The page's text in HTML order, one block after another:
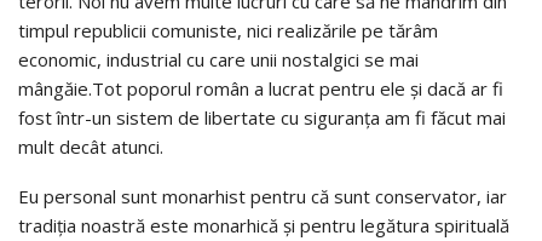
timpul republicii comuniste, nici realizările pe tărâm
economic, industrial cu care unii nostalgici se mai
mângăie.Tot poporul român a lucrat pentru ele și dacă ar fi
fost într-un sistem de libertate cu siguranța am fi făcut mai
mult decât atunci.
Eu personal sunt monarhist pentru că sunt conservator, iar
tradiția noastră este monarhică și pentru legătura spirituală